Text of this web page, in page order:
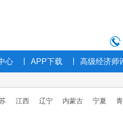
心 APP下载 高级经济师
江西 辽宁 内蒙古 宁夏